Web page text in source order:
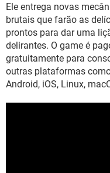
Ele entrega novas
brutais que farão as
prontos para dar uma
delirantes. O game é
gratuitamente para
outras plataformas
Android, iOS, Linux,